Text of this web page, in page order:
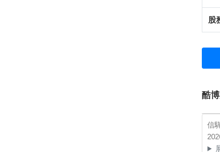
股
酷
信